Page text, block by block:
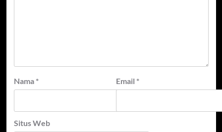
Nama * Email *
Situs Web